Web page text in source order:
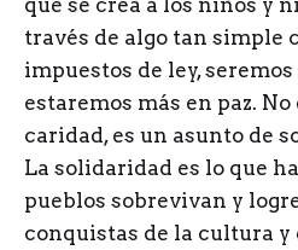
través de algo tan simple
impuestos de ley,
estaremos más en paz.
caridad, es un asunto de
La solidaridad es lo que
pueblos sobrevivan y
conquistas de la cultura